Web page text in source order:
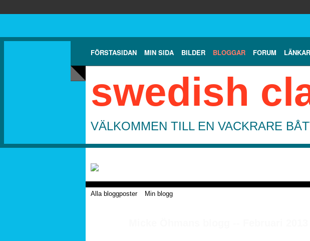
FÖRSTASIDAN MIN SIDA BILDER BLOGGAR FORUM LÄNKAR
swedish
VÄLKOMMEN TILL EN VACKRARE
Alla bloggposter Min blogg